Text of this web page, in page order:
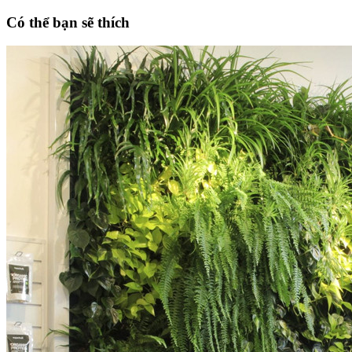
Có thể bạn sẽ thích